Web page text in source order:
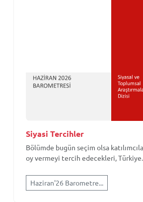
Siyasi Tercihler
Bölümde bugün seçim olsa
oy vermeyi tercih edecekleri,
Haziran'26 Barometre...